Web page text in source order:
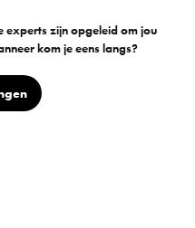
experts zijn opgeleid om jou
kom je eens langs?